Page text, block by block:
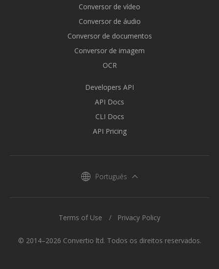
Conversor de vídeo
Conversor de áudio
Conversor de documentos
Conversor de imagem
OCR
Developers API
API Docs
CLI Docs
API Pricing
Português
© 2014–2026 Convertio ltd. Todos os direitos reservados.
Terms of Use Privacy Policy